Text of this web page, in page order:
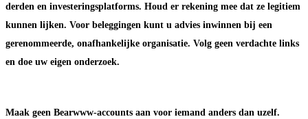
derden en investeringsplatforms. Houd er rekening mee dat ze legitiem
kunnen lijken. Voor beleggingen kunt u advies inwinnen bij een
gerenommeerde, onafhankelijke organisatie. Volg geen verdachte links
en doe uw eigen onderzoek.
Maak geen Bearwww-accounts aan voor iemand anders dan uzelf.